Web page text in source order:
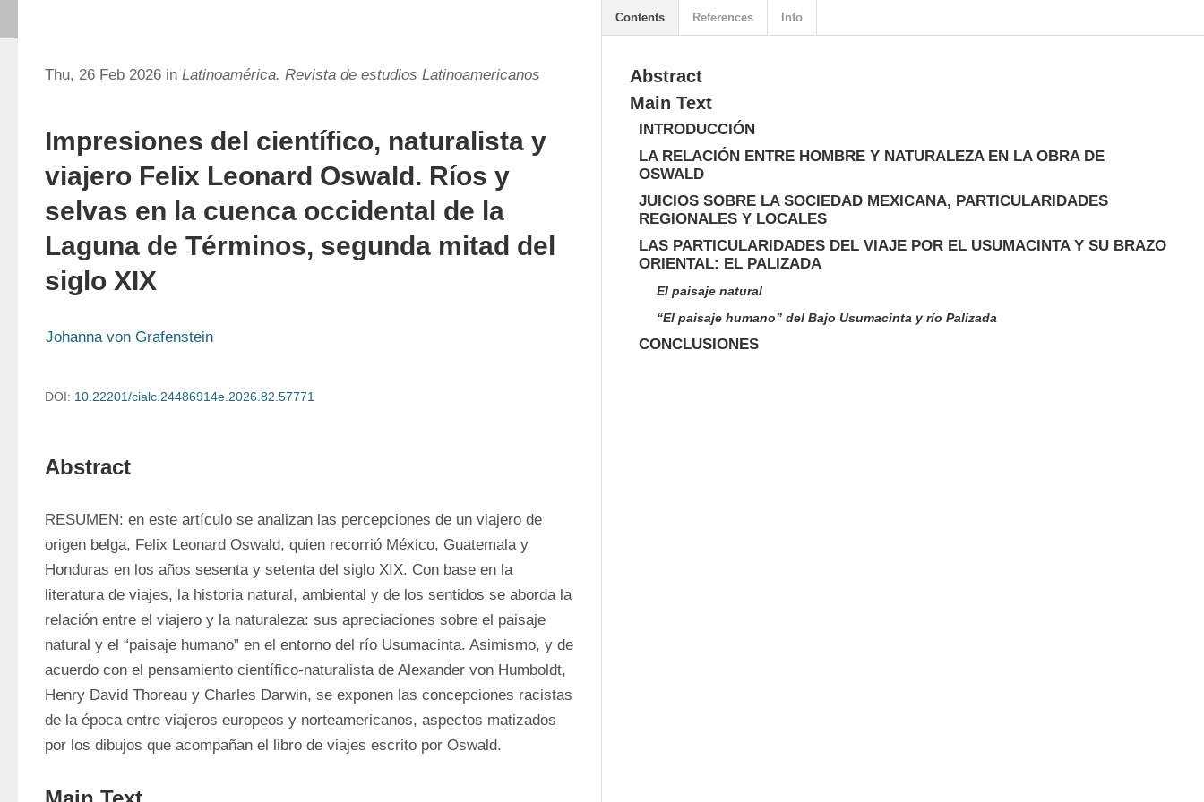
Thu, 26 Feb 2026 in Latinoamérica. Revista de estudios Latinoamericanos
Impresiones del científico, naturalista y
viajero Felix Leonard Oswald. Ríos y
selvas en la cuenca occidental de la
Laguna de Términos, segunda mitad del
siglo XIX
Johanna von Grafenstein
DOI: 10.22201/cialc.24486914e.2026.82.57771
Abstract
RESUMEN: en este artículo se analizan las percepciones de un viajero de
origen belga, Felix Leonard Oswald, quien recorrió México, Guatemala y
Honduras en los años sesenta y setenta del siglo XIX. Con base en la
literatura de viajes, la historia natural, ambiental y de los sentidos se aborda la
relación entre el viajero y la naturaleza: sus apreciaciones sobre el paisaje
natural y el “paisaje humano” en el entorno del río Usumacinta. Asimismo, y de
acuerdo con el pensamiento científico-naturalista de Alexander von Humboldt,
Henry David Thoreau y Charles Darwin, se exponen las concepciones racistas
de la época entre viajeros europeos y norteamericanos, aspectos matizados
por los dibujos que acompañan el libro de viajes escrito por Oswald.
Abstract
Main Text
INTRODUCCIÓN
LA RELACIÓN ENTRE HOMBRE Y NATURALEZA EN LA OBRA DE
OSWALD
JUICIOS SOBRE LA SOCIEDAD MEXICANA, PARTICULARIDADES
REGIONALES Y LOCALES
LAS PARTICULARIDADES DEL VIAJE POR EL USUMACINTA Y SU BRAZO
ORIENTAL: EL PALIZADA
El paisaje natural
“El paisaje humano” del Bajo Usumacinta y río Palizada
CONCLUSIONES
Contents References Info